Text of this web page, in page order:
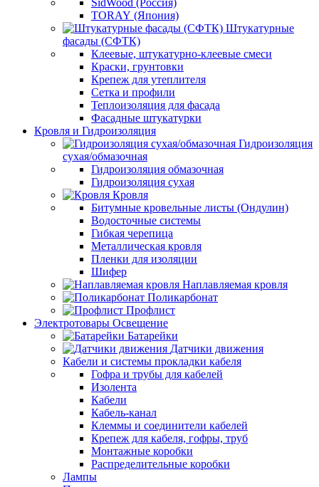
SidWood (Россия)
TORAY (Япония)
Штукатурные
фасады (СФТК)
Клеевые, штукатурно-клеевые смеси
Краски, грунтовки
Крепеж для утеплителя
Сетка и профили
Теплоизоляция для фасада
Фасадные штукатурки
Кровля и Гидроизоляция
Гидроизоляция
сухая/обмазочная
Гидроизоляция обмазочная
Гидроизоляция сухая
Кровля
Битумные кровельные листы (Ондулин)
Водосточные системы
Гибкая черепица
Металлическая кровля
Пленки для изоляции
Шифер
Наплавляемая кровля
Поликарбонат
Профлист
Электротовары Освещение
Батарейки
Датчики движения
Кабели и системы прокладки кабеля
Гофра и трубы для кабелей
Изолента
Кабели
Кабель-канал
Клеммы и соединители кабелей
Крепеж для кабеля, гофры, труб
Монтажные коробки
Распределительные коробки
Лампы